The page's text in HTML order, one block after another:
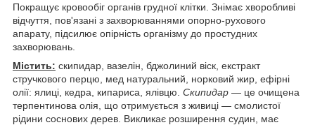
Покращує кровообіг органів грудної клітки. Знімає хворобливі
відчуття, пов'язані з захворюваннями опорно-рухового
апарату, підсилює опірність організму до простудних
захворювань.
Містить: скипидар, вазелін, бджолиний віск, екстракт
стручкового перцю, мед натуральний, норковий жир, ефірні
олії: ялиці, кедра, кипариса, ялівцю. Скипидар — це очищена
терпентинова олія, що отримується з живиці — смолистої
рідини соснових дерев. Викликає розширення судин, має